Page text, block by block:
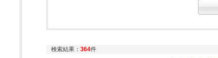
検索結果： 364件